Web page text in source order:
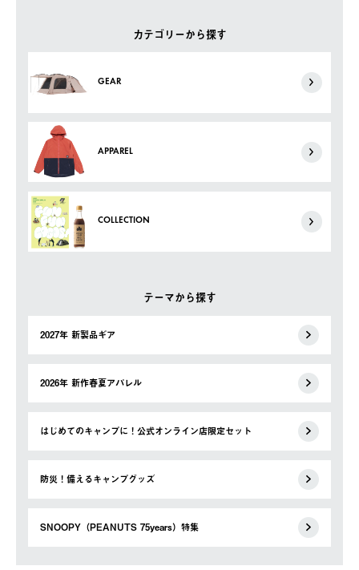
カテゴリーから探す
GEAR
APPAREL
COLLECTION
テーマから探す
2027年 新製品ギア
2026年 新作春夏アパレル
はじめてのキャンプに！公式オンライン店限定セット
防災！備えるキャンプグッズ
SNOOPY（PEANUTS 75years）特集